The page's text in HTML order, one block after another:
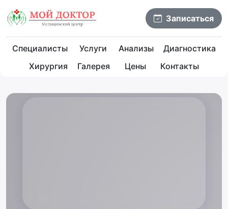
Записаться
Специалисты Услуги Анализы
Диагностика
Хирургия
Галерея Цены Контакты